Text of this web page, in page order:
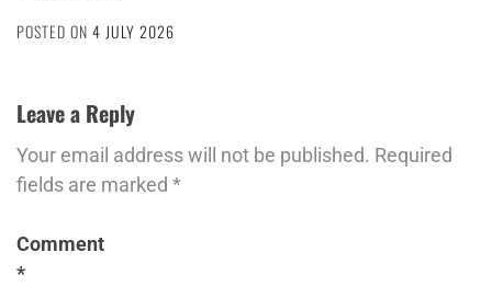
POSTED ON 4 JULY 2026
Leave a Reply
Your email address will not be published. Required
fields are marked *
Comment
*